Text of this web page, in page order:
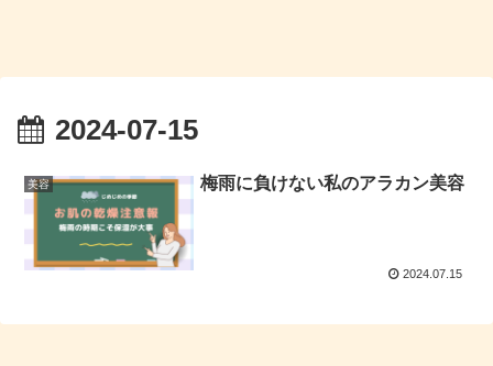
2024-07-15
美容 梅雨に負けない私のアラカン美容
2024.07.15